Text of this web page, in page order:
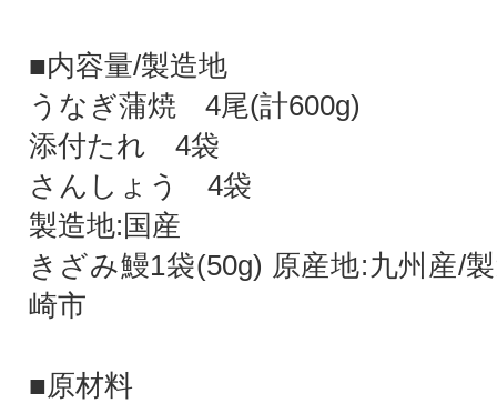
■内容量/製造地
うなぎ蒲焼 4尾(計600g)
添付たれ 4袋
さんしょう 4袋
製造地:国産
きざみ鰻1袋(50g) 原産地:九州産/
崎市
■原材料